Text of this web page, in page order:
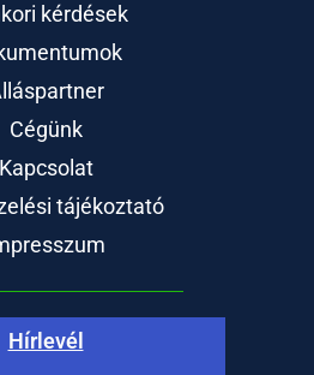
kérdések
Cégünk
Kapcsolat
tájékoztató
Hírlevél